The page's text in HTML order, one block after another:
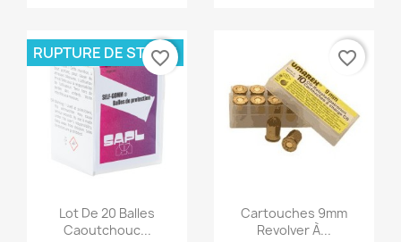
Aperçu rapide
Lot De 20 Balles
Caoutchouc...
RUPTURE DE STOCK
favorite_border
Aperçu rapide
Cartouches 9mm
Revolver À...
favorite_border